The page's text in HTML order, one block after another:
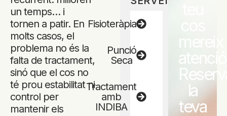
un temps… i
tornen a patir. En
molts casos, el
problema no és la
falta de tractament,
sinó que el cos no
té prou estabilitat ni
control per
mantenir els
Fisioteràpia
Punció
Seca
Tractament
amb
INDIBA
la
teva